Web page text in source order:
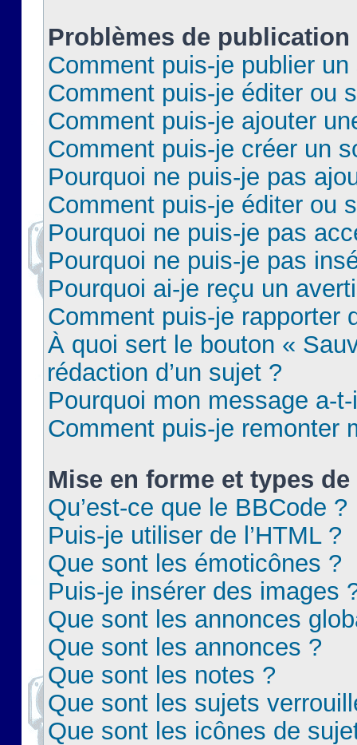
Problèmes de publication
Comment puis-je publier
Comment puis-je éditer ou
Comment puis-je ajouter
Comment puis-je créer un
Pourquoi ne puis-je pas
Comment puis-je éditer ou
Pourquoi ne puis-je pas
Pourquoi ne puis-je pas
Pourquoi ai-je reçu un
Comment puis-je rapporter
À quoi sert le bouton «
rédaction d’un sujet ?
Pourquoi mon message a-
Comment puis-je remonter
Mise en forme et types
Qu’est-ce que le BBCode ?
Puis-je utiliser de l’HTML ?
Que sont les émoticônes ?
Puis-je insérer des images
Que sont les annonces
Que sont les annonces ?
Que sont les notes ?
Que sont les sujets
Que sont les icônes de